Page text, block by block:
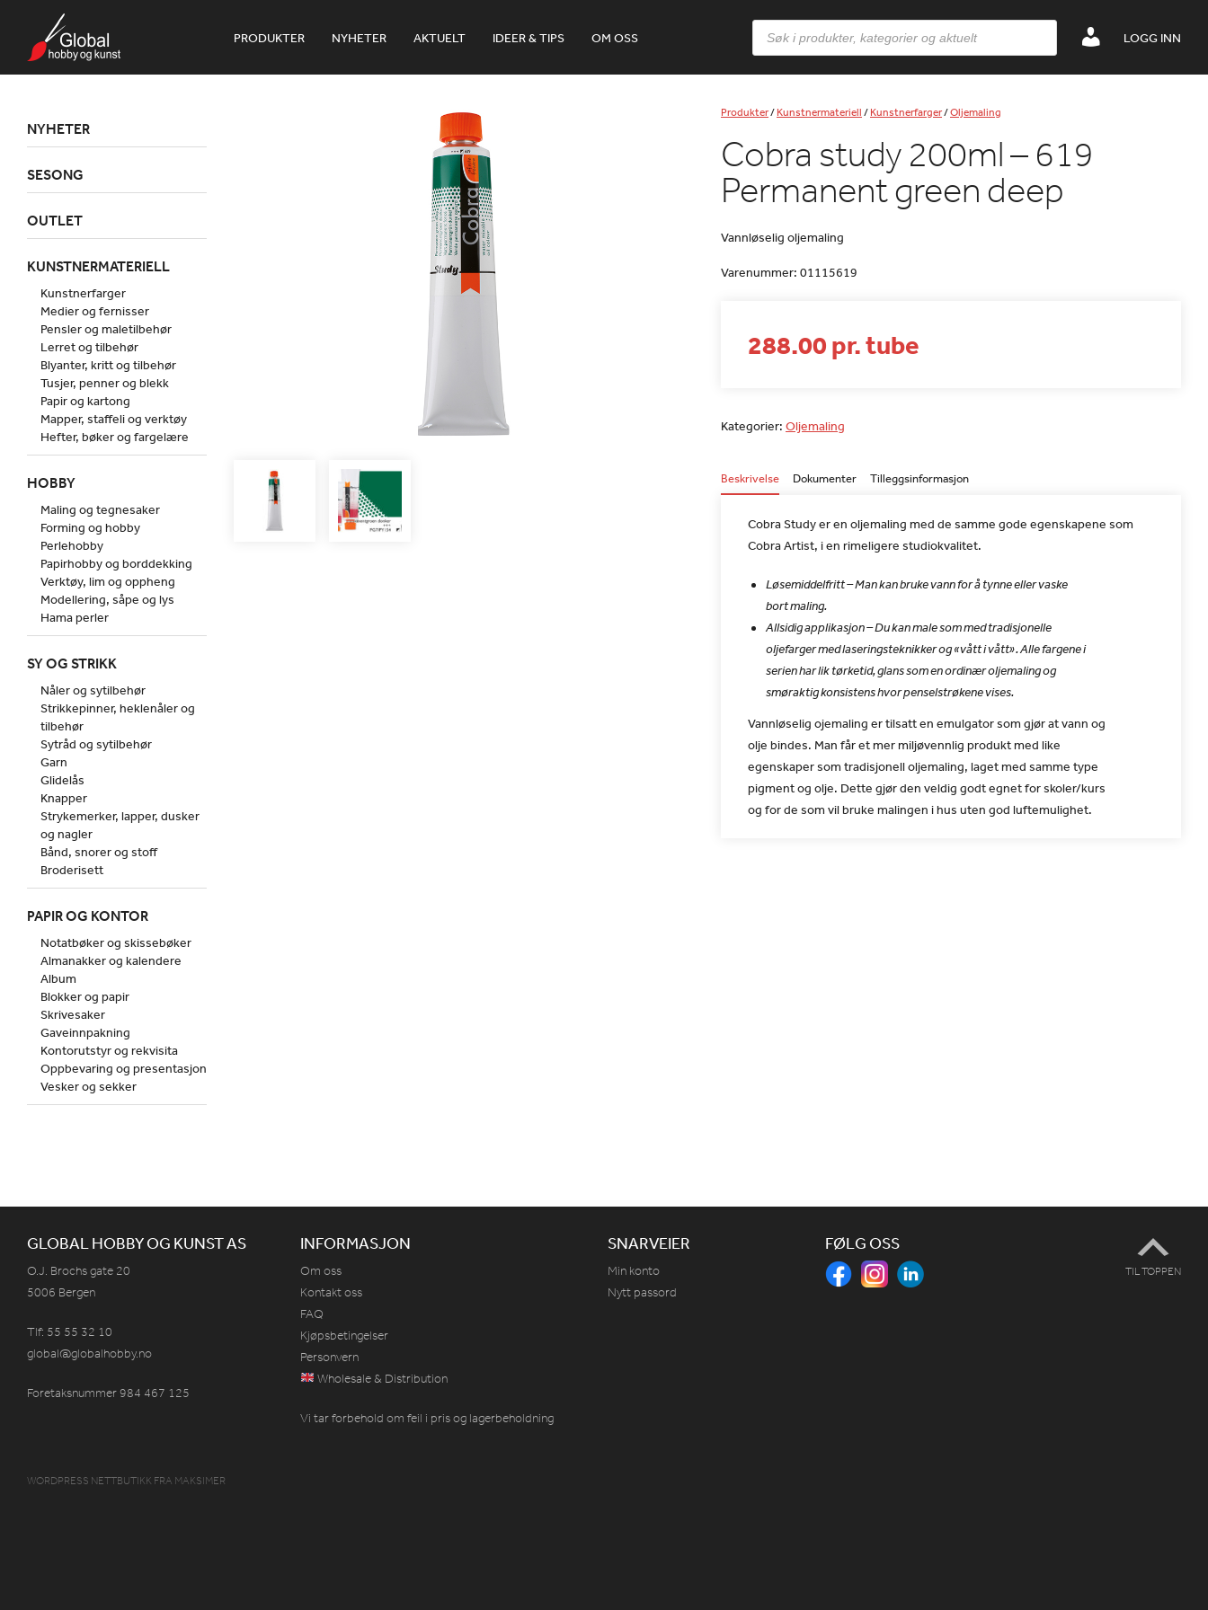
PRODUKTER NYHETER AKTUELT IDEER & TIPS OM OSS LOGG INN
Products
search
Produkter/Kunstnermateriell/Kunstnerfarger/Oljemaling
Cobra study 200ml – 619
Permanent green deep
Vannløselig oljemaling
Varenummer: 01115619
288.00 pr. tube
Kategorier: Oljemaling
Beskrivelse Dokumenter Tilleggsinformasjon
Cobra Study er en oljemaling med de samme gode egenskapene som
Cobra Artist, i en rimeligere studiokvalitet.
Løsemiddelfritt – Man kan bruke vann for å tynne eller vaske
bort maling.
Allsidig applikasjon – Du kan male som med tradisjonelle
oljefarger med laseringsteknikker og «vått i vått». Alle fargene i
serien har lik tørketid, glans som en ordinær oljemaling og
smøraktig konsistens hvor penselstrøkene vises.
Vannløselig ojemaling er tilsatt en emulgator som gjør at vann og
olje bindes. Man får et mer miljøvennlig produkt med like
egenskaper som tradisjonell oljemaling, laget med samme type
pigment og olje. Dette gjør den veldig godt egnet for skoler/kurs
og for de som vil bruke malingen i hus uten god luftemulighet.
NYHETER
SESONG
OUTLET
KUNSTNERMATERIELL
Kunstnerfarger
Medier og fernisser
Pensler og maletilbehør
Lerret og tilbehør
Blyanter, kritt og tilbehør
Tusjer, penner og blekk
Papir og kartong
Mapper, staffeli og verktøy
Hefter, bøker og fargelære
HOBBY
Maling og tegnesaker
Forming og hobby
Perlehobby
Papirhobby og borddekking
Verktøy, lim og oppheng
Modellering, såpe og lys
Hama perler
SY OG STRIKK
Nåler og sytilbehør
Strikkepinner, heklenåler og
tilbehør
Sytråd og sytilbehør
Garn
Glidelås
Knapper
Strykemerker, lapper, dusker
og nagler
Bånd, snorer og stoff
Broderisett
PAPIR OG KONTOR
Notatbøker og skissebøker
Almanakker og kalendere
Album
Blokker og papir
Skrivesaker
Gaveinnpakning
Kontorutstyr og rekvisita
Oppbevaring og presentasjon
Vesker og sekker
GLOBAL HOBBY OG KUNST AS
O.J. Brochs gate 20
5006 Bergen
Tlf: 55 55 32 10
global@globalhobby.no
Foretaksnummer 984 467 125
INFORMASJON
Om oss
Kontakt oss
FAQ
Kjøpsbetingelser
Personvern
Wholesale & Distribution
Vi tar forbehold om feil i pris og lagerbeholdning
SNARVEIER
Min konto
Nytt passord
FØLG OSS
TIL TOPPEN
WORDPRESS NETTBUTIKK FRA MAKSIMER